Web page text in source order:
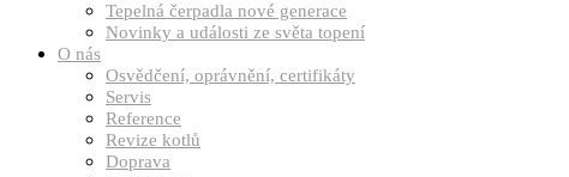
Tepelná čerpadla nové generace
Novinky a události ze světa topení
O nás
Osvědčení, oprávnění, certifikáty
Servis
Reference
Revize kotlů
Doprava